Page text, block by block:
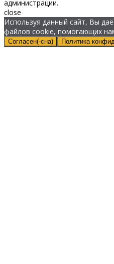
администрации.
close
Используя данный сайт, Вы
файлов cookie, помогающих
Согласен(-сна) Политика